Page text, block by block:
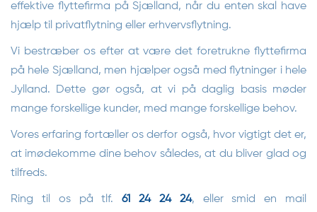
effektive flyttefirma på Sjælland, når du enten skal have
hjælp til privatflytning eller erhvervsflytning.
Vi bestræber os efter at være det foretrukne flyttefirma
på hele Sjælland, men hjælper også med flytninger i hele
Jylland. Dette gør også, at vi på daglig basis møder
mange forskellige kunder, med mange forskellige behov.
Vores erfaring fortæller os derfor også, hvor vigtigt det er,
at imødekomme dine behov således, at du bliver glad og
tilfreds.
Ring til os på tlf.61 24 24 24, eller smid en mail